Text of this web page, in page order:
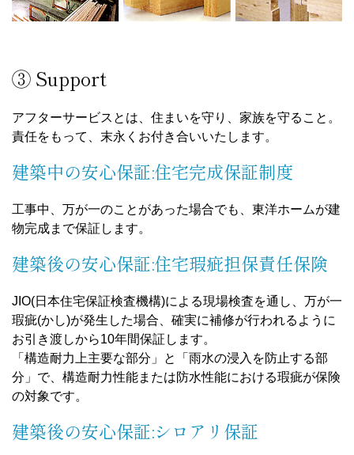
③ Support
アフターサービスとは、住まいを守り、家族を守ること。
責任をもって、末永くお付き合いいたします。
建築中の安心保証:住宅完成保証制度
工事中、万が一のことがあった場合でも、東洋ホームが建
物完成まで保証します。
建築後の安心保証:住宅瑕疵担保責任保険
JIO(日本住宅保証検査機構)による現場検査を通し、万が一
瑕疵(かし)が発生した場合、確実に補修が行われるように
お引き渡しから10年間保証します。
「構造耐力上主要な部分」と「雨水の浸入を防止する部
分」で、構造耐力性能または防水性能における瑕疵が保険
の対象です。
建築後の安心保証:シロアリ保証